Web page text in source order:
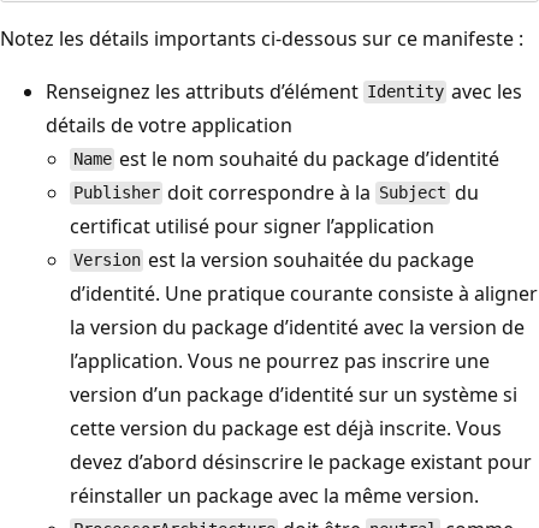
Notez les détails importants ci-dessous sur ce manifeste :
Renseignez les attributs d’élément Identity avec les
détails de votre application
Name est le nom souhaité du package d’identité
Publisher doit correspondre à la Subject du
certificat utilisé pour signer l’application
Version est la version souhaitée du package
d’identité. Une pratique courante consiste à aligner
la version du package d’identité avec la version de
l’application. Vous ne pourrez pas inscrire une
version d’un package d’identité sur un système si
cette version du package est déjà inscrite. Vous
devez d’abord désinscrire le package existant pour
réinstaller un package avec la même version.